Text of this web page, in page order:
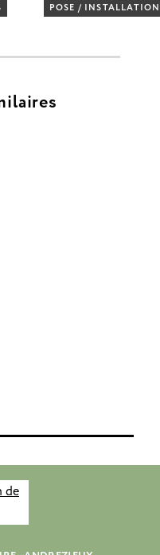
POSE / INSTALLATION